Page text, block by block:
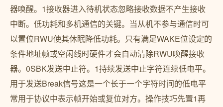
器唤醒。1接收器进入待机状态忽略接收数据不产生接收
中断。低功耗和多机通信的关键。当从机不参与通信时可
以置位RWU使其休眠降低功耗。只有满足WAKE位设定的
条件地址帧或空闲线时硬件才会自动清除RWU唤醒接收
器。0SBK发送中止符。1持续发送中止字符连续低电平。
用于发送Break信号这是一个长于一个字符时间的低电平
常用于协议中表示帧开始或复位对方。操作技巧先置1再